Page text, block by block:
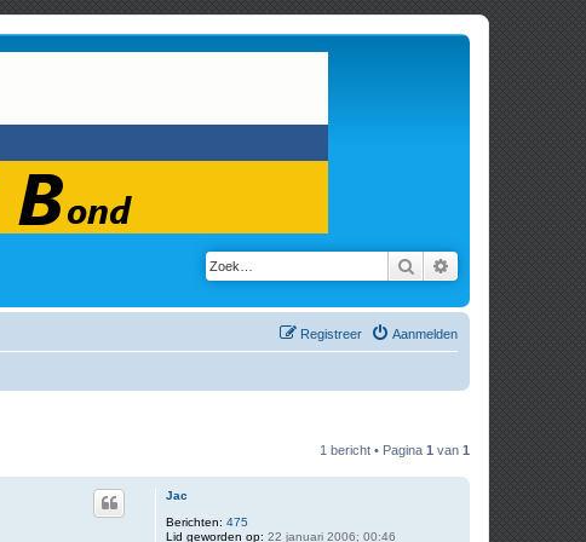
Zoek Uitgebreid zoeken
Aanmelden
Registreer
1 bericht • Pagina 1 van 1
Jac
Berichten: 475
Lid geworden op: 22 januari 2006; 00:46